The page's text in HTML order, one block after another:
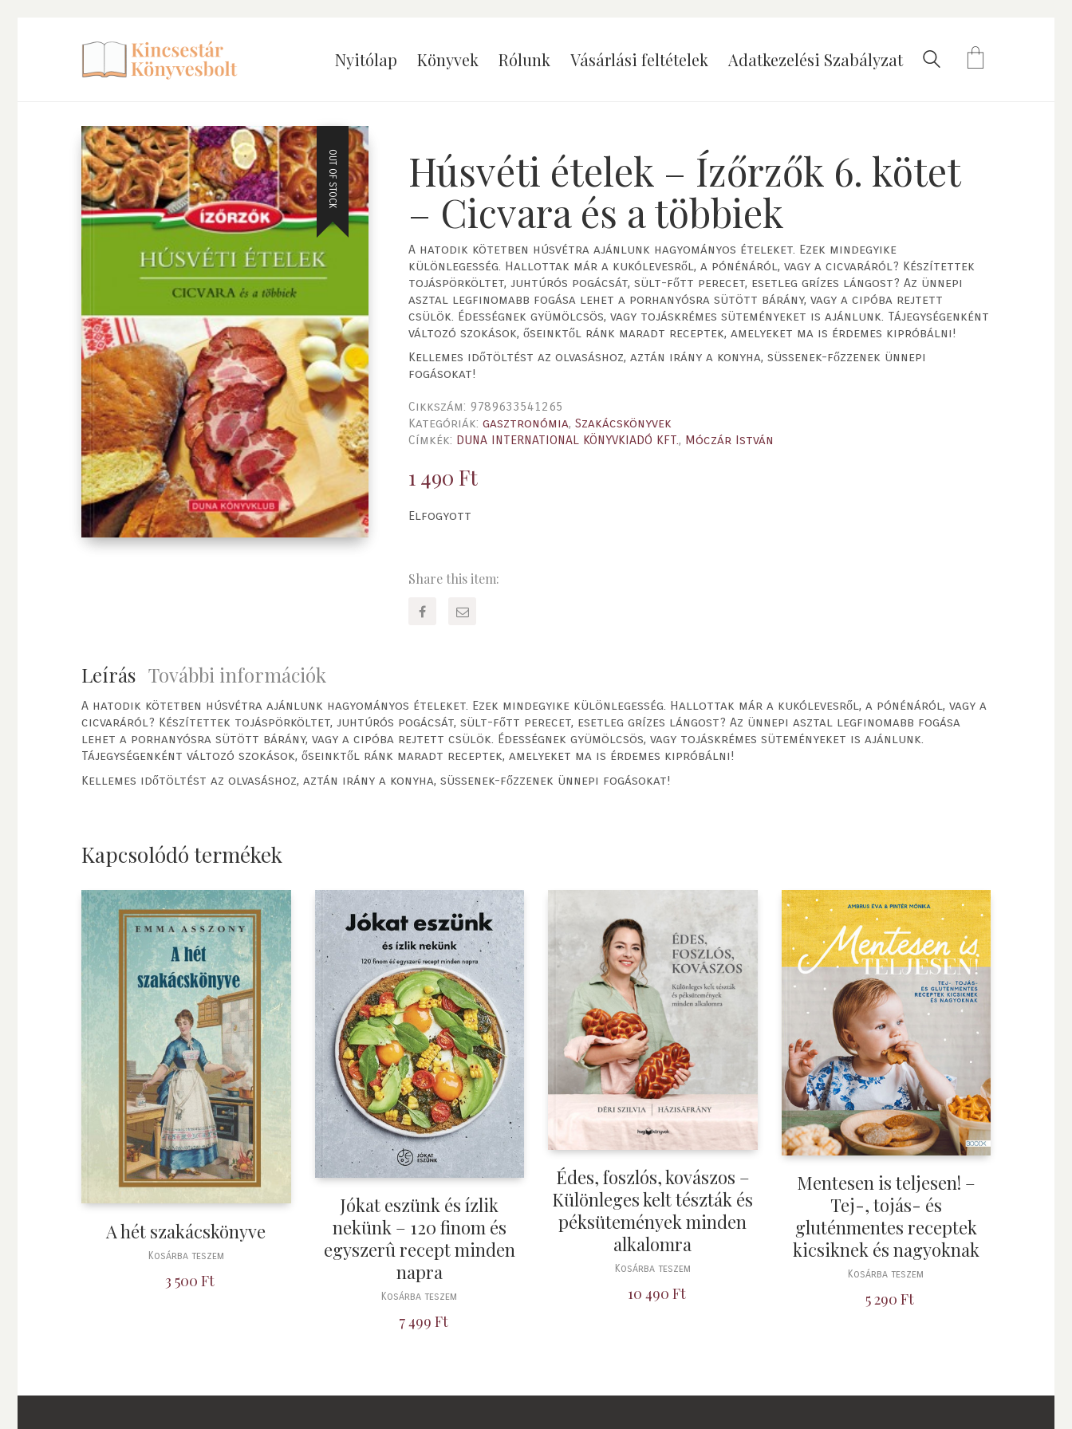
Nyitólap Könyvek Rólunk Vásárlási feltételek Adatkezelési Szabályzat
OUT OF STOCK
Húsvéti ételek – Ízőrzők 6. kötet
– Cicvara és a többiek
A hatodik kötetben húsvétra ajánlunk hagyományos ételeket. Ezek mindegyike
különlegesség. Hallottak már a kukólevesről, a pónénáról, vagy a cicvaráról? Készítettek
tojáspörköltet, juhtúrós pogácsát, sült-főtt perecet, esetleg grízes lángost? Az ünnepi
asztal legfinomabb fogása lehet a porhanyósra sütött bárány, vagy a cipóba rejtett
csülök. Édességnek gyümölcsös, vagy tojáskrémes süteményeket is ajánlunk. Tájegységenként
változó szokások, őseinktől ránk maradt receptek, amelyeket ma is érdemes kipróbálni!
Kellemes időtöltést az olvasáshoz, aztán irány a konyha, süssenek-főzzenek ünnepi
fogásokat!
Cikkszám: 9789633541265
Kategóriák: gasztronómia, Szakácskönyvek
Címkék: DUNA INTERNATIONAL KÖNYVKIADÓ KFT., Móczár István
1 490 Ft
Elfogyott
Share this item:
Leírás További információk
A hatodik kötetben húsvétra ajánlunk hagyományos ételeket. Ezek mindegyike különlegesség. Hallottak már a kukólevesről, a pónénáról, vagy a
cicvaráról? Készítettek tojáspörköltet, juhtúrós pogácsát, sült-főtt perecet, esetleg grízes lángost? Az ünnepi asztal legfinomabb fogása
lehet a porhanyósra sütött bárány, vagy a cipóba rejtett csülök. Édességnek gyümölcsös, vagy tojáskrémes süteményeket is ajánlunk.
Tájegységenként változó szokások, őseinktől ránk maradt receptek, amelyeket ma is érdemes kipróbálni!
Kellemes időtöltést az olvasáshoz, aztán irány a konyha, süssenek-főzzenek ünnepi fogásokat!
Kapcsolódó termékek
A hét szakácskönyve
Kosárba teszem
3 500Ft
Jókat eszünk és ízlik
nekünk – 120 finom és
egyszerû recept minden
napra
Kosárba teszem
7 499 Ft
Édes, foszlós, kovászos –
Különleges kelt tészták és
péksütemények minden
alkalomra
Kosárba teszem
10 490 Ft
Mentesen is teljesen! –
Tej-, tojás- és
gluténmentes receptek
kicsiknek és nagyoknak
Kosárba teszem
5 290Ft